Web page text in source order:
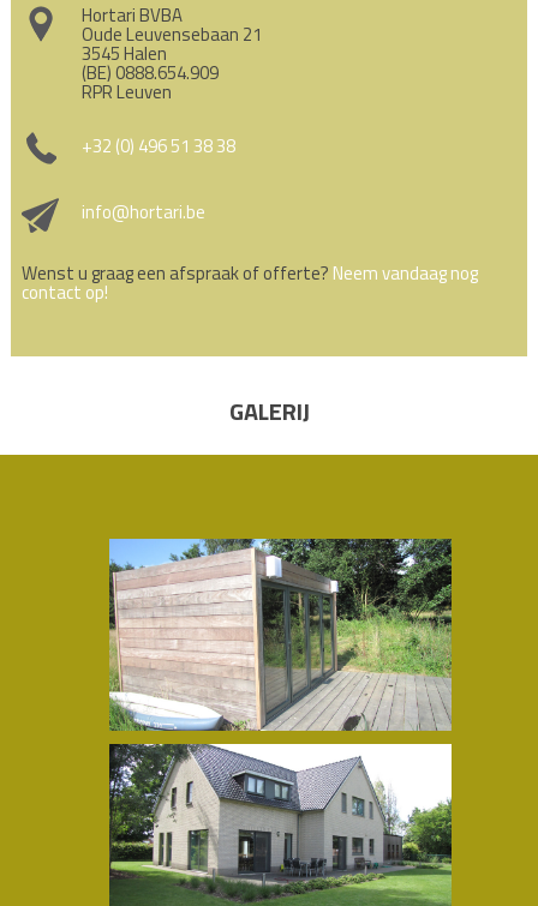
Hortari BVBA
Oude Leuvensebaan 21
3545 Halen
(BE) 0888.654.909
RPR Leuven
+32 (0) 496 51 38 38
info@hortari.be
Wenst u graag een afspraak of offerte? Neem vandaag nog
contact op!
GALERIJ